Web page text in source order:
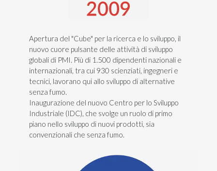
Apertura del "Cube" per la ricerca e lo sviluppo, il
nuovo cuore pulsante delle attività di sviluppo
globali di PMI. Più di 1.500 dipendenti nazionali e
internazionali, tra cui 930 scienziati, ingegneri e
tecnici, lavorano qui allo sviluppo di alternative
senza fumo.
Inaugurazione del nuovo Centro per lo Sviluppo
Industriale (IDC), che svolge un ruolo di primo
piano nello sviluppo di nuovi prodotti, sia
convenzionali che senza fumo.